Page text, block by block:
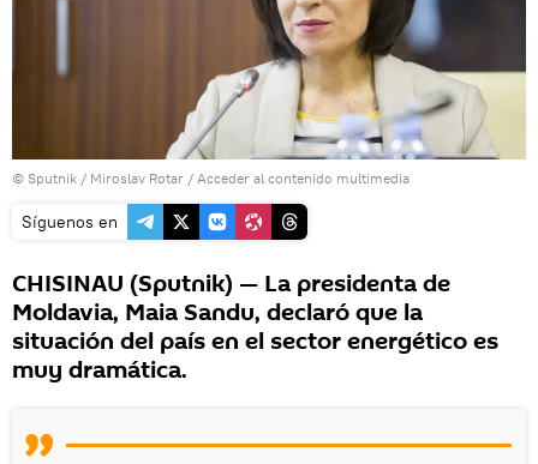
© Sputnik / Miroslav Rotar / Acceder al contenido multimedia
Síguenos en
CHISINAU (Sputnik) — La presidenta de
Moldavia, Maia Sandu, declaró que la
situación del país en el sector energético es
muy dramática.